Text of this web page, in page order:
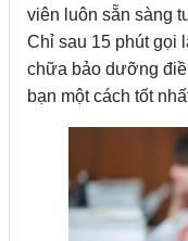
viên luôn sẵn sàng
Chỉ sau 15 phút gọi
chữa bảo dưỡng
bạn một cách tốt